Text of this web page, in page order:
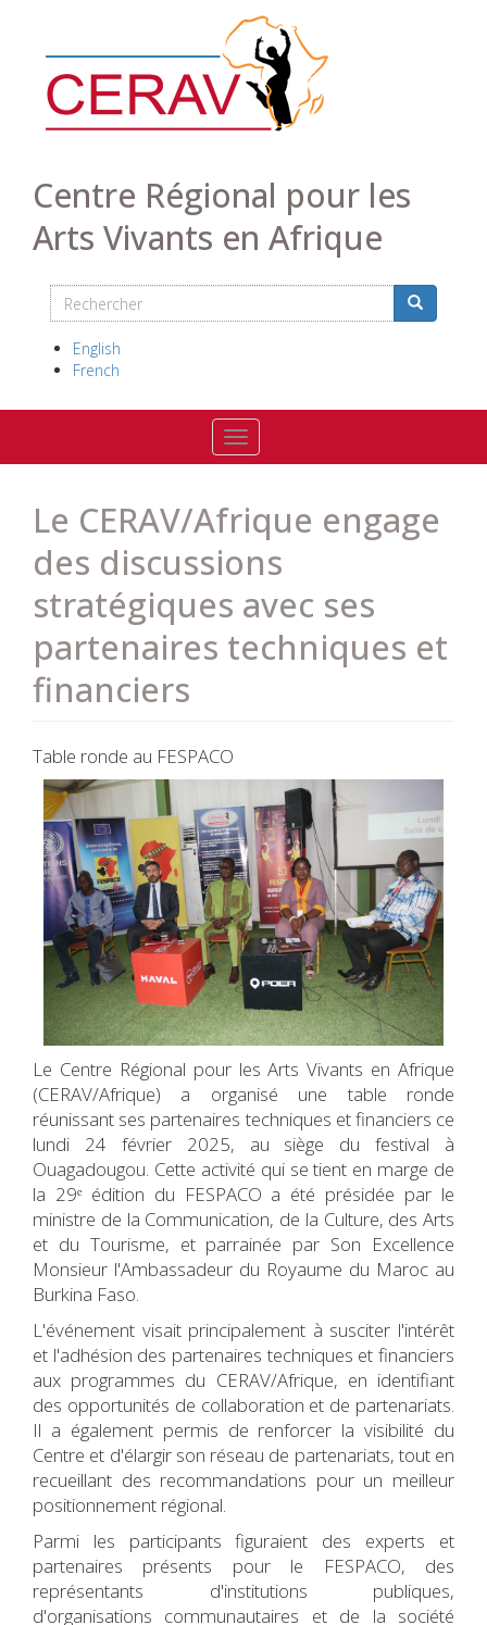
contenu
principal
Centre Régional pour les
Arts Vivants en Afrique
Search
Rechercher Rechercher
English
French
Toggle navigation
Le CERAV/Afrique engage
des discussions
stratégiques avec ses
partenaires techniques et
financiers
Table ronde au FESPACO
Le Centre Régional pour les Arts Vivants en Afrique
(CERAV/Afrique) a organisé une table ronde
réunissant ses partenaires techniques et financiers ce
lundi 24 février 2025, au siège du festival à
Ouagadougou. Cette activité qui se tient en marge de
la 29ᵉ édition du FESPACO a été présidée par le
ministre de la Communication, de la Culture, des Arts
et du Tourisme, et parrainée par Son Excellence
Monsieur l'Ambassadeur du Royaume du Maroc au
Burkina Faso.
L'événement visait principalement à susciter l'intérêt
et l'adhésion des partenaires techniques et financiers
aux programmes du CERAV/Afrique, en identifiant
des opportunités de collaboration et de partenariats.
Il a également permis de renforcer la visibilité du
Centre et d'élargir son réseau de partenariats, tout en
recueillant des recommandations pour un meilleur
positionnement régional.
Parmi les participants figuraient des experts et
partenaires présents pour le FESPACO, des
représentants d'institutions publiques,
d'organisations communautaires et de la société